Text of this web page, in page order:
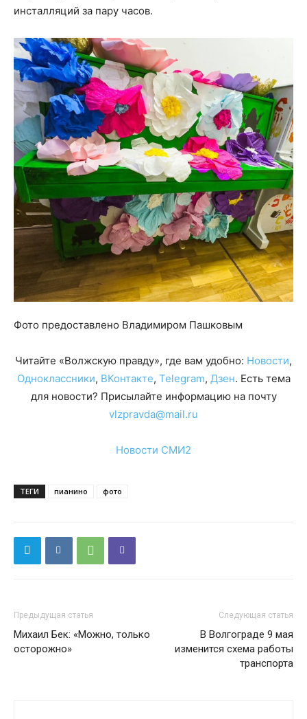
инсталляций за пару часов.
Фото предоставлено Владимиром Пашковым
Читайте «Волжскую правду», где вам удобно: Новости,
Одноклассники, ВКонтакте, Telegram, Дзен. Есть тема
для новости? Присылайте информацию на почту
vlzpravda@mail.ru
Новости СМИ2
ТЕГИ пианино фото
Предыдущая статья
Михаил Бек: «Можно, только
осторожно»
Следующая статья
В Волгограде 9 мая
изменится схема работы
транспорта